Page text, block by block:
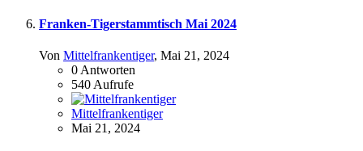
Franken-Tigerstammtisch Mai 2024
Von Mittelfrankentiger, Mai 21, 2024
0Antworten
540Aufrufe
Mittelfrankentiger
Mai 21, 2024